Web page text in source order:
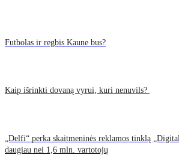
Futbolas ir regbis Kaune bus?
Kaip išrinkti dovaną vyrui, kuri nenuvils?
„Delfi“ perka skaitmeninės reklamos tinklą
daugiau nei 1,6 mln. vartotojų